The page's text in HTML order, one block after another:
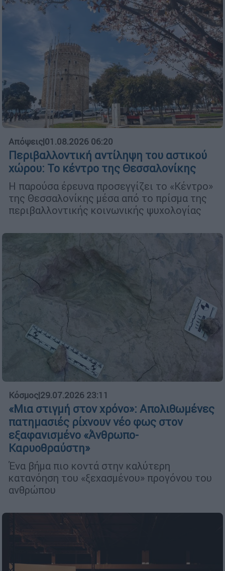
Απόψεις|01.08.2026 06:20
Περιβαλλοντική αντίληψη του αστικού
χώρου: Το κέντρο της Θεσσαλονίκης
Η παρούσα έρευνα προσεγγίζει το «Κέντρο»
της Θεσσαλονίκης μέσα από το πρίσμα της
περιβαλλοντικής κοινωνικής ψυχολογίας
Κόσμος|29.07.2026 23:11
«Μια στιγμή στον χρόνο»: Απολιθωμένες
πατημασιές ρίχνουν νέο φως στον
εξαφανισμένο «Άνθρωπο-
Καρυοθραύστη»
Ένα βήμα πιο κοντά στην καλύτερη
κατανόηση του «ξεχασμένου» προγόνου του
ανθρώπου